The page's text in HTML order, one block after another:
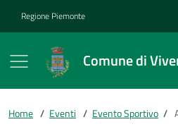
Regione Piemonte
Comune di
Home / Eventi / Evento Sportivo /